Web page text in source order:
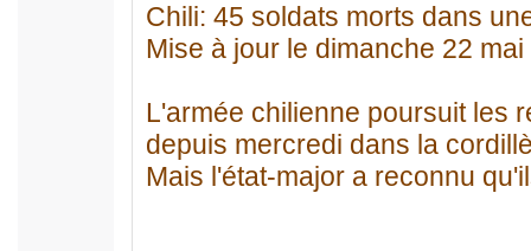
Chili: 45 soldats morts dans
Mise à jour le dimanche 22
L'armée chilienne poursuit les
depuis mercredi dans la
Mais l'état-major a reconnu